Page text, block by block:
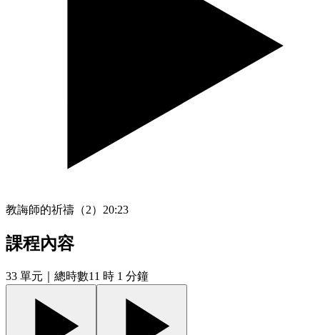
教誨師的祈禱（2） 20:23
課程內容
33 單元 ｜總時數11 時 1 分鐘